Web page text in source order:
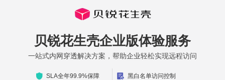
贝锐花生壳企业版体验服务
一站式内网穿透解决方案，帮助企业轻松实现远程访问
SLA全年99.9%保障 黑白名单访问控制